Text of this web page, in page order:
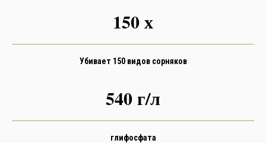
150 х
Убивает 150 видов сорняков
540 г/л
глифосфата